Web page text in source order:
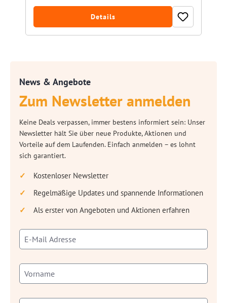
Details
News & Angebote
Zum Newsletter anmelden
Keine Deals verpassen, immer bestens informiert sein: Unser
Newsletter hält Sie über neue Produkte, Aktionen und
Vorteile auf dem Laufenden. Einfach anmelden – es lohnt
sich garantiert.
Kostenloser Newsletter
Regelmäßige Updates und spannende Informationen
Als erster von Angeboten und Aktionen erfahren